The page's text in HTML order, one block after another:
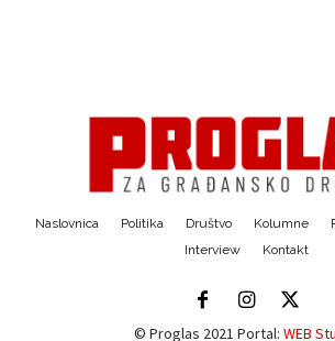
Naslovnica Politika Društvo Kolumne
Interview
Kontakt
© Proglas 2021 Portal: WEB